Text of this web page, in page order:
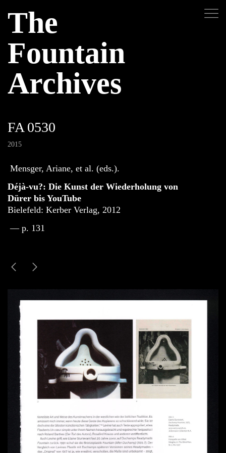
The
Fountain
Archives
FA 0530
2015
Mensger, Ariane, et al. (eds.).
Déjà-vu?: Die Kunst der Wiederholung von
Dürer bis YouTube
Bielefeld: Kerber Verlag, 2012
— p. 131